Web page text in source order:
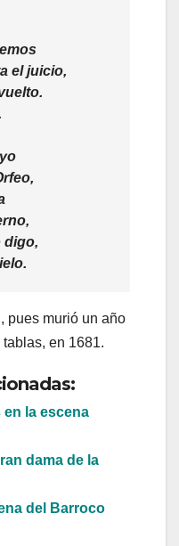
el juicio,
digo,
pues murió un año
en 1681.
la escena
dama de la
del Barroco